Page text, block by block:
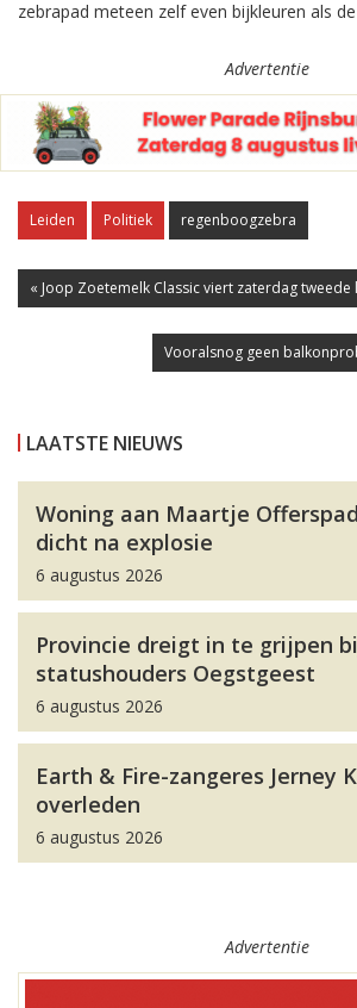
zebrapad meteen zelf even bijkleuren als
Advertentie
Leiden Politiek regenboogzebra
« Joop Zoetemelk Classic viert zaterdag tweede
Vooralsnog geen
LAATSTE NIEUWS
Woning aan Maartje
dicht na explosie
6 augustus 2026
Provincie dreigt in te grijpen
statushouders Oegstgeest
6 augustus 2026
Earth & Fire-zangeres Jerney
overleden
6 augustus 2026
Advertentie